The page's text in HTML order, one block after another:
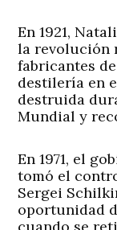
En 1921,
la revolución
fabricantes
destilería en
destruida
Mundial y
En 1971, el
tomó el
Sergei
oportunidad